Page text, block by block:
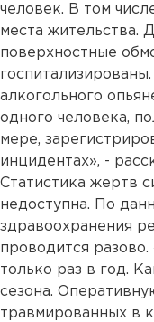
человек. В том
места жительства.
поверхностные
алкогольного
одного человека,
мере,
инцидентах», -
Статистика жертв
недоступна. По
здравоохранения
проводится
только раз в год.
сезона.
травмированных в